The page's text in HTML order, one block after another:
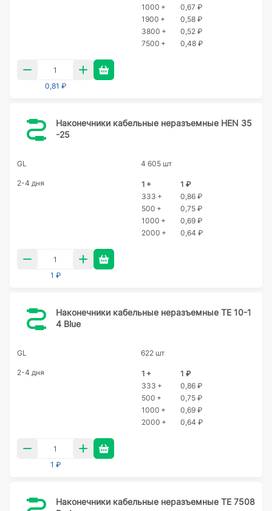
1000 +
0,67 ₽
1900 +
0,58 ₽
3800 +
0,52 ₽
7500 +
0,48 ₽
0,81 ₽
Наконечники кабельные неразъемные HEN 35
-25
GL 4 605 шт
2-4 дня 1 +
1 ₽
333 +
0,86 ₽
500 +
0,75 ₽
1000 +
0,69 ₽
2000 +
0,64 ₽
1 ₽
Наконечники кабельные неразъемные TE 10-1
4 Blue
GL 622 шт
2-4 дня 1 +
1 ₽
333 +
0,86 ₽
500 +
0,75 ₽
1000 +
0,69 ₽
2000 +
0,64 ₽
1 ₽
Наконечники кабельные неразъемные TE 7508